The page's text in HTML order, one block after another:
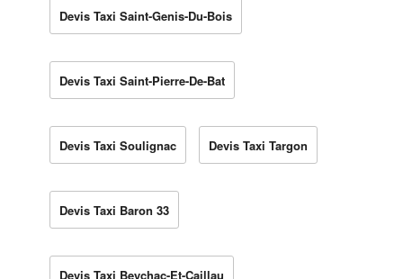
Devis Taxi Saint-Genis-Du-Bois
Devis Taxi Saint-Pierre-De-Bat
Devis Taxi Soulignac Devis Taxi Targon
Devis Taxi Baron 33
Devis Taxi Beychac-Et-Caillau